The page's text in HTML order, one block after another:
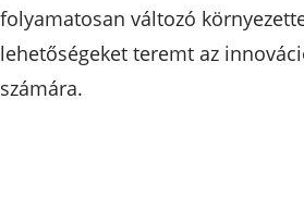
folyamatosan változó
lehetőségeket teremt az
számára.